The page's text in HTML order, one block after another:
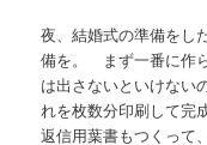
夜、結婚式の準備を
備を。 まず一番に作
は出さないといけな
れを枚数分印刷して完
返信用葉書もつくって